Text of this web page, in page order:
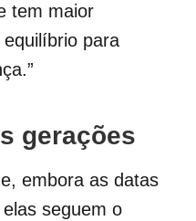
tem maior
para
gerações
embora as datas
seguem o